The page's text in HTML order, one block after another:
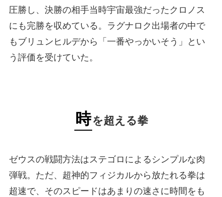
圧勝し、決勝の相手当時宇宙最強だったクロノス
にも完勝を収めている。ラグナロク出場者の中で
もブリュンヒルデから「一番やっかいそう」とい
う評価を受けていた。
時を超える拳
ゼウスの戦闘方法はステゴロによるシンプルな肉
弾戦。ただ、超神的フィジカルから放たれる拳は
超速で、そのスピードはあまりの速さに時間をも